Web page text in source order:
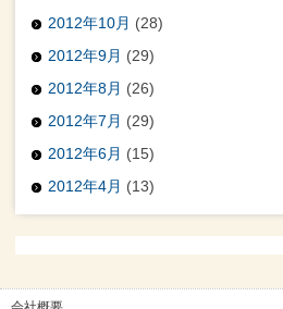
2012年10月 (28)
2012年9月 (29)
2012年8月 (26)
2012年7月 (29)
2012年6月 (15)
2012年4月 (13)